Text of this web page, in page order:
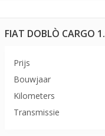
FIAT DOBLÒ CARGO
Prijs
Bouwjaar
Kilometers
Transmissie